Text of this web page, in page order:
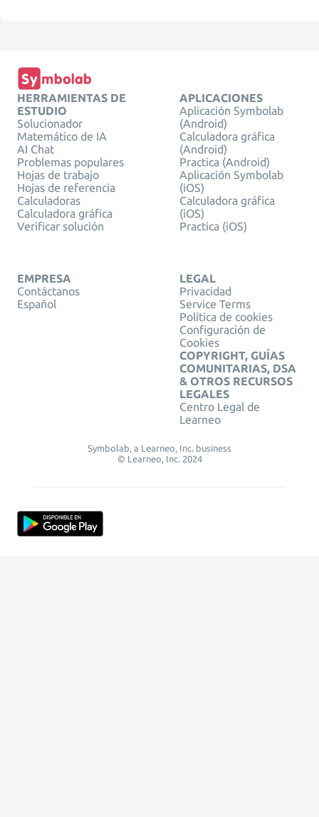
HERRAMIENTAS DE
ESTUDIO
Solucionador
Matemático de IA
AI Chat
Problemas populares
Hojas de trabajo
Hojas de referencia
Calculadoras
Calculadora gráfica
Verificar solución
APLICACIONES
Aplicación Symbolab
(Android)
Calculadora gráfica
(Android)
Practica (Android)
Aplicación Symbolab
(iOS)
Calculadora gráfica
(iOS)
Practica (iOS)
EMPRESA
Contáctanos
Español
LEGAL
Privacidad
Service Terms
Política de cookies
Configuración de
Cookies
COPYRIGHT, GUÍAS
COMUNITARIAS, DSA
& OTROS RECURSOS
LEGALES
Centro Legal de
Learneo
Symbolab, a Learneo, Inc. business
© Learneo, Inc. 2024